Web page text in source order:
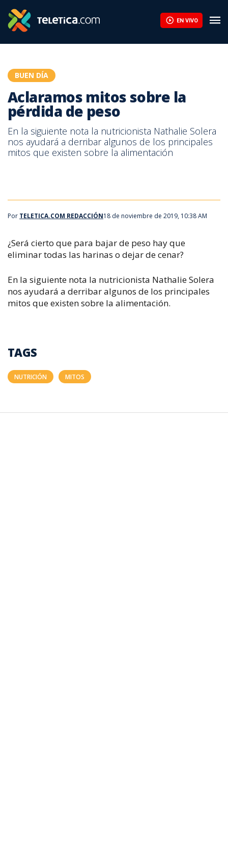
EN VIVO
BUEN DÍA
Aclaramos mitos sobre la
pérdida de peso
En la siguiente nota la nutricionista Nathalie Solera
nos ayudará a derribar algunos de los principales
mitos que existen sobre la alimentación
Por TELETICA.COM REDACCIÓN18 de noviembre de 2019, 10:38 AM
¿Será cierto que para bajar de peso hay que
eliminar todas las harinas o dejar de cenar?
En la siguiente nota la nutricionista Nathalie Solera
nos ayudará a derribar algunos de los principales
mitos que existen sobre la alimentación.
TAGS
NUTRICIÓN MITOS